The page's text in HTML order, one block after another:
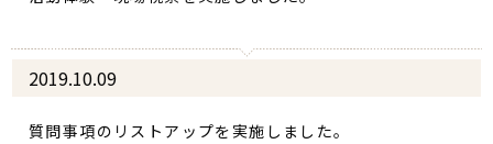
2019.10.09
質問事項のリストアップを実施しました。